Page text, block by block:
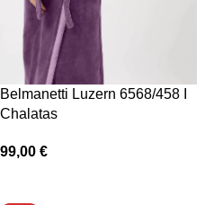
Belmanetti Luzern 6568/458 I
Chalatas
99,00 €